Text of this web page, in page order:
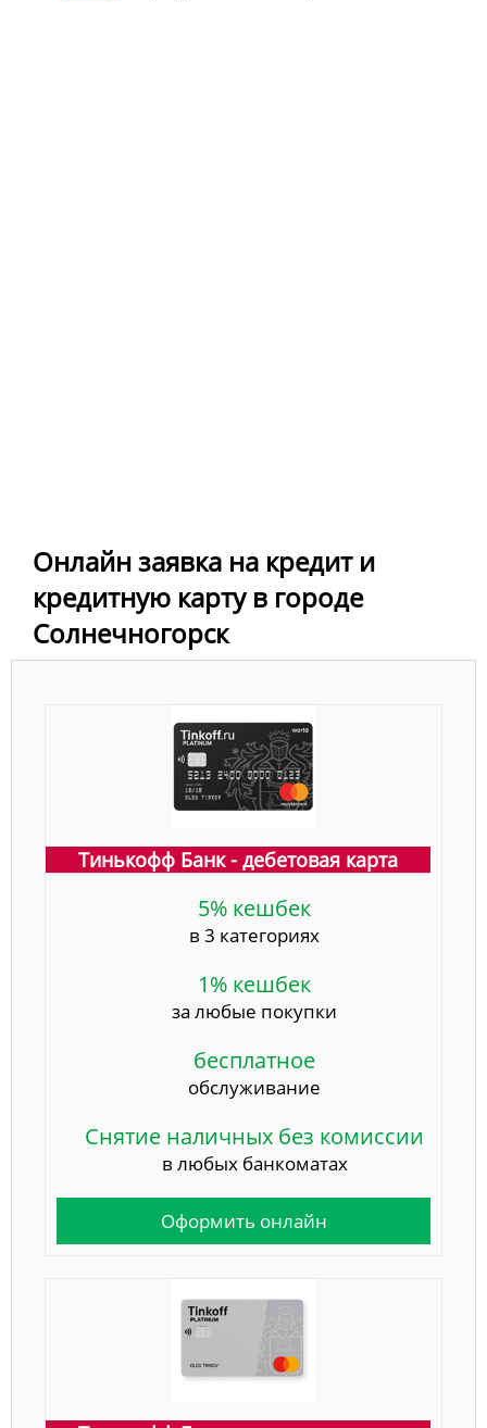
Онлайн заявка на кредит и
кредитную карту в городе
Солнечногорск
Тинькофф Банк - дебетовая карта
5% кешбек
в 3 категориях
1% кешбек
за любые покупки
бесплатное
обслуживание
Снятие наличных без комиссии
в любых банкоматах
Оформить онлайн